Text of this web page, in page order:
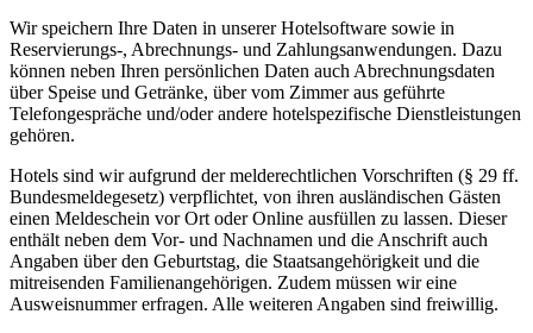
Wir speichern Ihre Daten in unserer Hotelsoftware sowie in
Reservierungs-, Abrechnungs- und Zahlungsanwendungen. Dazu
können neben Ihren persönlichen Daten auch Abrechnungsdaten
über Speise und Getränke, über vom Zimmer aus geführte
Telefongespräche und/oder andere hotelspezifische Dienstleistungen
gehören.
Hotels sind wir aufgrund der melderechtlichen Vorschriften (§ 29 ff.
Bundesmeldegesetz) verpflichtet, von ihren ausländischen Gästen
einen Meldeschein vor Ort oder Online ausfüllen zu lassen. Dieser
enthält neben dem Vor- und Nachnamen und die Anschrift auch
Angaben über den Geburtstag, die Staatsangehörigkeit und die
mitreisenden Familienangehörigen. Zudem müssen wir eine
Ausweisnummer erfragen. Alle weiteren Angaben sind freiwillig.